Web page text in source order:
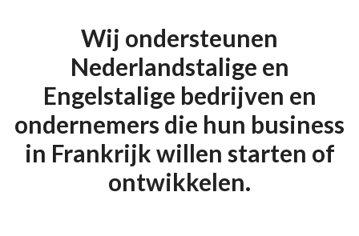
Wij ondersteunen
Nederlandstalige en
Engelstalige bedrijven en
ondernemers die hun business
in Frankrijk willen starten of
ontwikkelen.